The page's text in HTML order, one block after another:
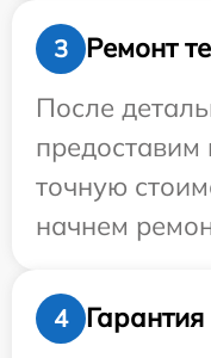
3
Ремонт
После
точную
начнем
4
Гарантия